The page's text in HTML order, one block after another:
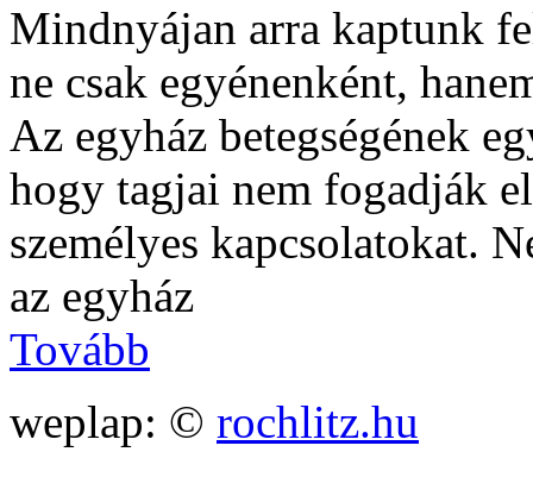
Mindnyájan arra kaptunk
ne csak egyénenként,
Az egyház betegségének
hogy tagjai nem fogadják
személyes kapcsolatokat.
az egyház
Tovább
weplap: © rochlitz.hu